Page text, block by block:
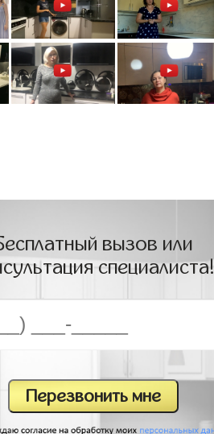
вызов или
специалиста!